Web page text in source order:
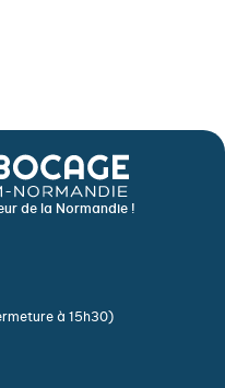
de la Normandie !
à 15h30)